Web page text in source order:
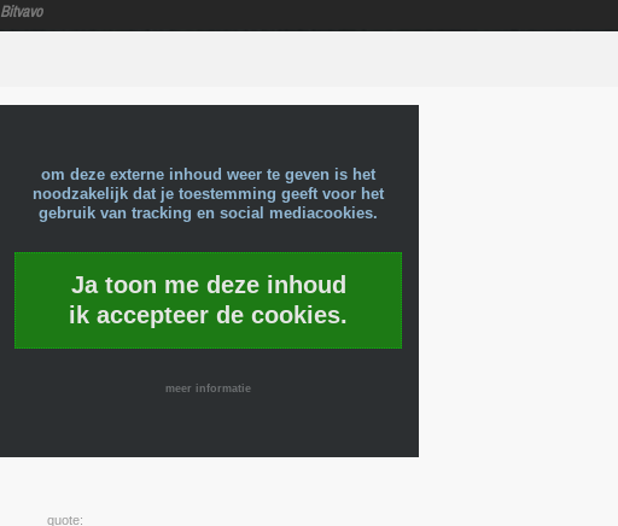
Bitvavo
om deze externe inhoud weer te geven is het
noodzakelijk dat je toestemming geeft voor het
gebruik van tracking en social mediacookies.
Ja toon me deze inhoud
ik accepteer de cookies.
meer informatie
quote: